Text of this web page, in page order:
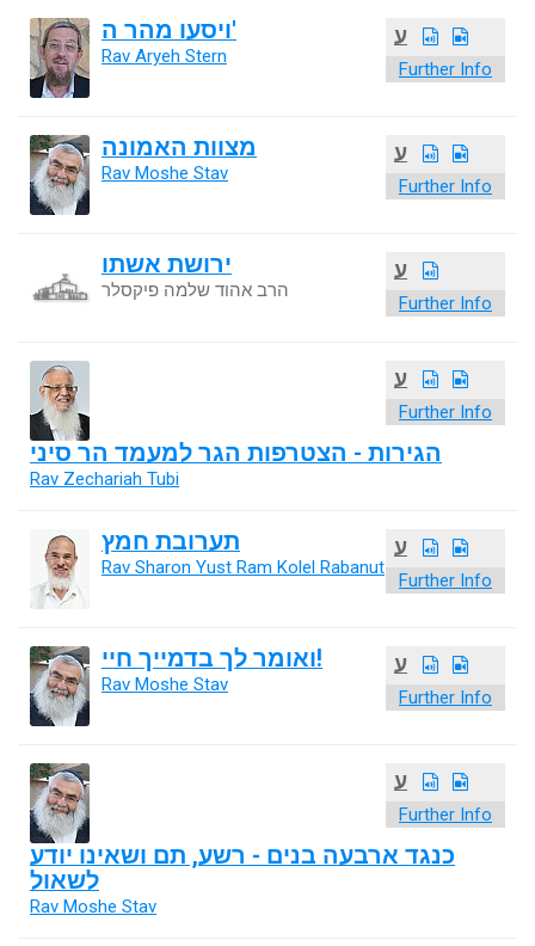
ע
Further Info
ויסעו מהר ה'
Rav Aryeh Stern
ע
Further Info
מצוות האמונה
Rav Moshe Stav
ע
Further Info
ירושת אשתו
הרב אהוד שלמה פיקסלר
ע
Further Info
הגירות - הצטרפות הגר למעמד הר סיני
Rav Zechariah Tubi
ע
Further Info
תערובת חמץ
Rav Sharon Yust Ram Kolel Rabanut
ע
Further Info
ואומר לך בדמייך חיי!
Rav Moshe Stav
ע
Further Info
כנגד ארבעה בנים - רשע, תם ושאינו יודע
לשאול
Rav Moshe Stav